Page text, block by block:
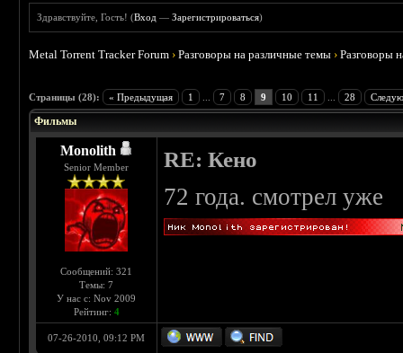
Здравствуйте, Гость! (Вход —Зарегистрироваться)
Metal Torrent Tracker Forum ›Разговоры на различные темы ›Разговоры
Страницы (28): « Предыдущая 1 7 8 9 10 11 28
Фильмы
Monolith
Senior Member
Сообщений: 321
Темы: 7
У нас с: Nov 2009
Рейтинг: 4
RE: Кено
72 года. смотрел уже
07-26-2010, 09:12 PM